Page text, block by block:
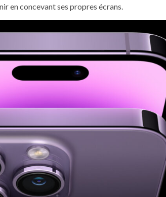
en concevant ses propres écrans.